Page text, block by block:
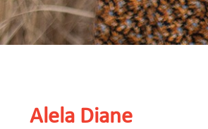
Alela Diane